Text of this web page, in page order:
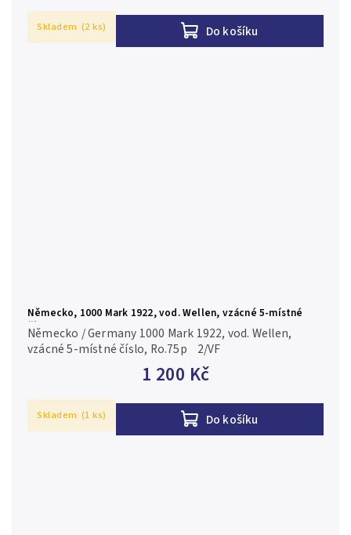
Do košíku
Skladem (2 ks)
Německo, 1000 Mark 1922, vod. Wellen, vzácné 5-místné
číslo, Ro.75p
1 200 Kč
Do košíku
Německo / Germany 1000 Mark 1922, vod. Wellen,
vzácné 5-místné číslo, Ro.75p 2/VF
Skladem (1 ks)